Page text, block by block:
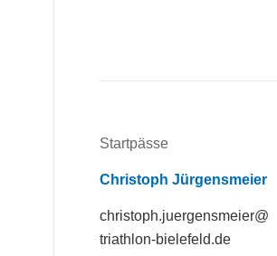
Startpässe
Christoph Jürgensmeier
christoph.juergensmeier@
triathlon-bielefeld.de